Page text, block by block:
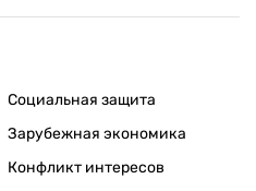
Социальная защита
Зарубежная экономика
Конфликт интересов